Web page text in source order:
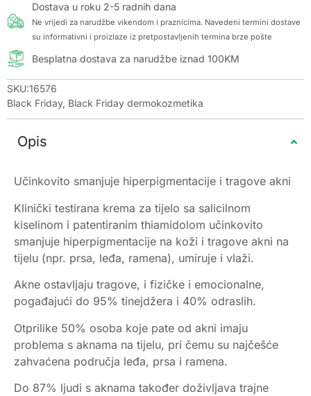
Dostava u roku 2-5 radnih dana
Ne vrijedi za narudžbe vikendom i praznicima. Navedeni termini dostave
su informativni i proizlaze iz pretpostavljenih termina brze pošte
Besplatna dostava za narudžbe iznad 100KM
SKU:16576
Black Friday, Black Friday dermokozmetika
Opis
Učinkovito smanjuje hiperpigmentacije i tragove akni
Klinički testirana krema za tijelo sa salicilnom
kiselinom i patentiranim thiamidolom učinkovito
smanjuje hiperpigmentacije na koži i tragove akni na
tijelu (npr. prsa, leđa, ramena), umiruje i vlaži.
Akne ostavljaju tragove, i fizičke i emocionalne,
pogađajući do 95% tinejdžera i 40% odraslih.
Otprilike 50% osoba koje pate od akni imaju
problema s aknama na tijelu, pri čemu su najčešće
zahvaćena područja leđa, prsa i ramena.
Do 87% ljudi s aknama također doživljava trajne